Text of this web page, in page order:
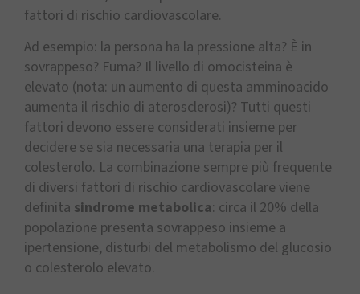
fattori di rischio cardiovascolare.
Ad esempio: la persona ha la pressione alta? È in
sovrappeso? Fuma? Il livello di omocisteina è
elevato (nota: un aumento di questa amminoacido
aumenta il rischio di aterosclerosi)? Tutti questi
fattori devono essere considerati insieme per
decidere se sia necessaria una terapia per il
colesterolo. La combinazione sempre più frequente
di diversi fattori di rischio cardiovascolare viene
definita sindrome metabolica: circa il 20% della
popolazione presenta sovrappeso insieme a
ipertensione, disturbi del metabolismo del glucosio
o colesterolo elevato.